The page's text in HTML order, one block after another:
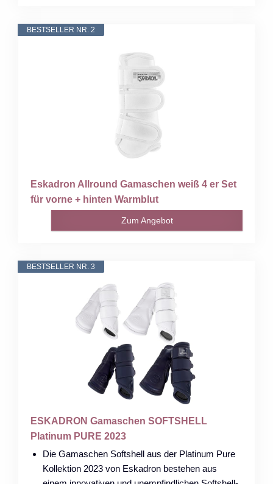
BESTSELLER NR. 2
Eskadron Allround Gamaschen weiß 4 er Set
für vorne + hinten Warmblut
Zum Angebot
BESTSELLER NR. 3
ESKADRON Gamaschen SOFTSHELL
Platinum PURE 2023
Die Gamaschen Softshell aus der Platinum Pure
Kollektion 2023 von Eskadron bestehen aus